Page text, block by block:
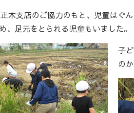
正木支店のご協力のもと、児童はぐ
、足元をとられる児童もいました。
子
の